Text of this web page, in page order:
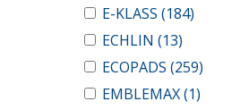
E-KLASS (184)
ECHLIN (13)
ECOPADS (259)
EMBLEMAX(1)